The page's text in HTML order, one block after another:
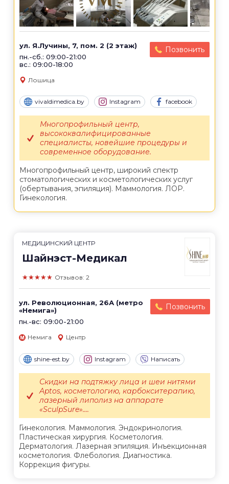
ул. Я.Лучины, 7, пом. 2 (2 этаж)
пн.-сб.: 09:00-21:00
вс.: 09:00-18:00
Позвонить
Лошица
vivaldimedica.by Instagram facebook
Многопрофильный центр, широкий спектр
стоматологических и косметологических услуг
(обертывания, эпиляция). Маммология. ЛОР.
Гинекология.
Многопрофильный центр,
высококвалифицированные
специалисты, новейшие процедуры и
современное оборудование.
МЕДИЦИНСКИЙ ЦЕНТР
Шайнэст-Медикал
★★★★★ Отзывов: 2
ул. Революционная, 26А (метро
«Немига»)
пн.-вс: 09:00-21:00
Позвонить
Немига Центр
shine-est.by Instagram Написать
Гинекология. Маммология. Эндокринология.
Пластическая хирургия. Косметология.
Дерматология. Лазерная эпиляция. Инъекционная
косметология. Флебология. Диагностика.
Коррекция фигуры.
Скидки на подтяжку лица и шеи нитями
Aptos, косметологию, карбокситерапию,
лазерный липолиз на аппарате
«SculpSure»....